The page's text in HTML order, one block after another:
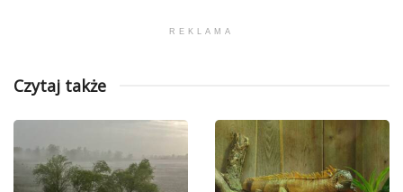
REKLAMA
Czytaj także